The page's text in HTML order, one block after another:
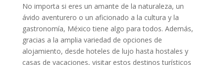
No importa si eres un amante de la naturaleza, un
ávido aventurero o un aficionado a la cultura y la
gastronomía, México tiene algo para todos. Además,
gracias a la amplia variedad de opciones de
alojamiento, desde hoteles de lujo hasta hostales y
casas de vacaciones, visitar estos destinos turísticos